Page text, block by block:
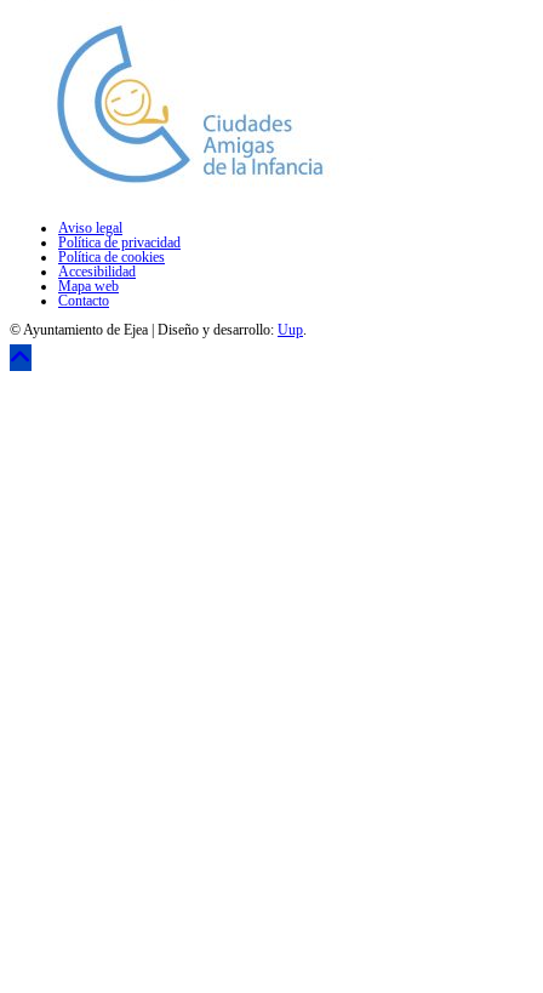
Aviso legal
Política de privacidad
Política de cookies
Accesibilidad
Mapa web
Contacto
© Ayuntamiento de Ejea | Diseño y desarrollo: Uup.